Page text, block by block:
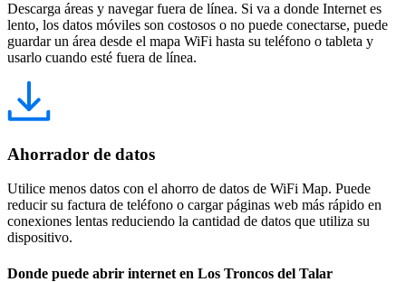
Descarga áreas y navegar fuera de línea. Si va a donde Internet es
lento, los datos móviles son costosos o no puede conectarse, puede
guardar un área desde el mapa WiFi hasta su teléfono o tableta y
usarlo cuando esté fuera de línea.
Ahorrador de datos
Utilice menos datos con el ahorro de datos de WiFi Map. Puede
reducir su factura de teléfono o cargar páginas web más rápido en
conexiones lentas reduciendo la cantidad de datos que utiliza su
dispositivo.
Donde puede abrir internet en Los Troncos del Talar